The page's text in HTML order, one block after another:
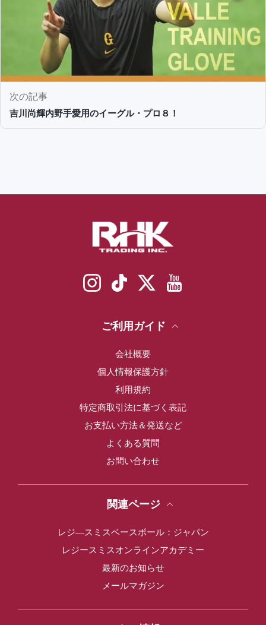
次の記事
吉川尚輝内野手愛用のイーグル・プロ８！
InstagramTikTok Twitter
ご利用ガイド
会社概要
個人情報保護方針
利用規約
特定商取引法に基づく表記
お支払い方法＆発送など
よくある質問
お問い合わせ
関連ページ
レジ―スミスベースボール：ジャパン
レジースミスオンラインアカデミー
最新のお知らせ
メールマガジン